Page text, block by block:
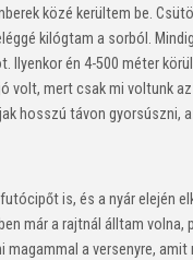
közé kerültem be.
kilógtam a sorból.
én 4-500 méter
volt, mert csak mi voltunk
hosszú távon
is, és a nyár elején
már a rajtnál álltam
a versenyre,